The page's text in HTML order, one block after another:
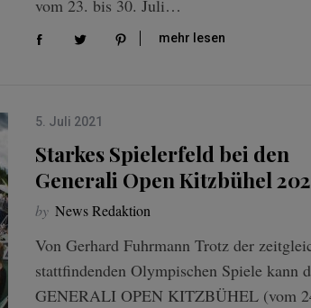
vom 23. bis 30. Juli…
mehr lesen
5. Juli 2021
Starkes Spielerfeld bei den
Generali Open Kitzbühel
by News Redaktion
Von Gerhard Fuhrmann Trotz der
stattfindenden Olympischen Spiele kann
GENERALI OPEN KITZBÜHEL (vom